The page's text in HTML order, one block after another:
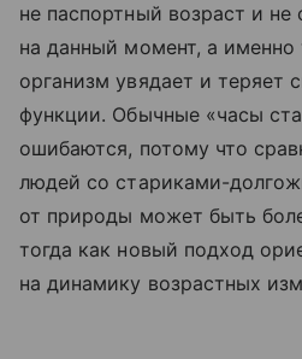
не паспортный возраст и не
на данный момент, а
организм увядает и теряет
функции. Обычные «часы
ошибаются, потому что
людей со стариками-
от природы может быть
тогда как новый подход
на динамику возрастных